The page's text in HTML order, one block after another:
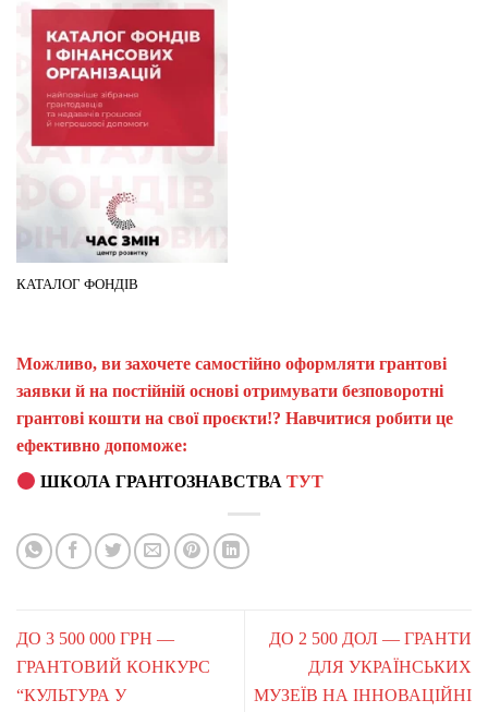
КАТАЛОГ ФОНДІВ
Можливо, ви захочете самостійно оформляти грантові
заявки й на постійній основі отримувати безповоротні
грантові кошти на свої проєкти!? Навчитися робити це
ефективно допоможе:
ШКОЛА ГРАНТОЗНАВСТВАТУТ
ДО 3 500 000 ГРН —
ГРАНТОВИЙ КОНКУРС
“КУЛЬТУРА У
ДО 2 500 ДОЛ — ГРАНТИ
ДЛЯ УКРАЇНСЬКИХ
МУЗЕЇВ НА ІННОВАЦІЙНІ